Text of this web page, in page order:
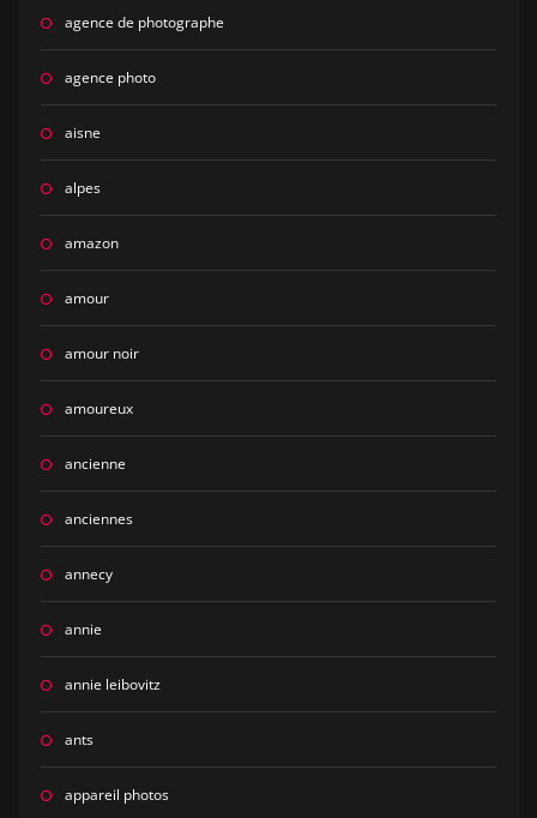
agence de photographe
agence photo
aisne
alpes
amazon
amour
amour noir
amoureux
ancienne
anciennes
annecy
annie
annie leibovitz
ants
appareil photos